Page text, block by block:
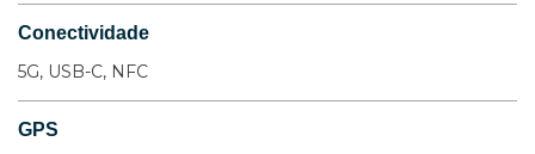
Conectividade
5G, USB-C, NFC
GPS